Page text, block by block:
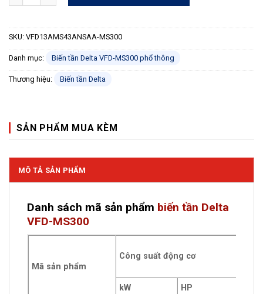
SKU: VFD13AMS43ANSAA-MS300
Danh mục: Biến tần Delta VFD-MS300 phổ thông
Thương hiệu: Biến tần Delta
SẢN PHẨM MUA KÈM
MÔ TẢ SẢN PHẨM
Danh sách mã sản phẩm biến tần Delta
VFD-MS300
Mã sản phẩm
Công suất động cơ
kW HP